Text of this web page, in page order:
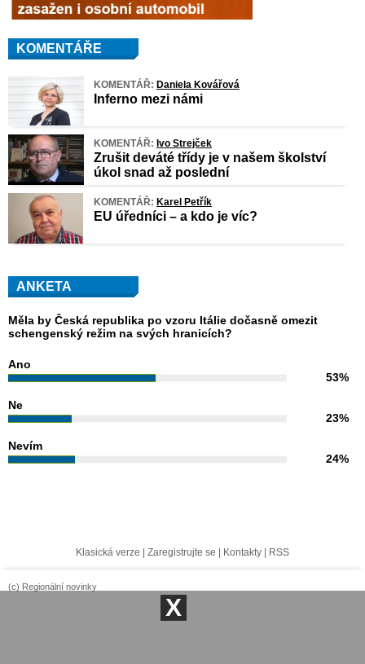
KOMENTÁŘE
KOMENTÁŘ: Daniela Kovářová
Inferno mezi námi
KOMENTÁŘ: Ivo Strejček
Zrušit deváté třídy je v našem školství
úkol snad až poslední
KOMENTÁŘ: Karel Petřík
EU úředníci – a kdo je víc?
ANKETA
Měla by Česká republika po vzoru Itálie dočasně omezit
schengenský režim na svých hranicích?
Ano
53%
Ne
23%
Nevím
24%
Klasická verze Zaregistrujte se Kontakty RSS
(c) Regionální novinky
X